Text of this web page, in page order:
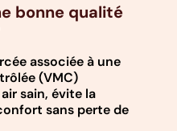
bonne qualité
associée à une
(VMC)
sain, évite la
sans perte de